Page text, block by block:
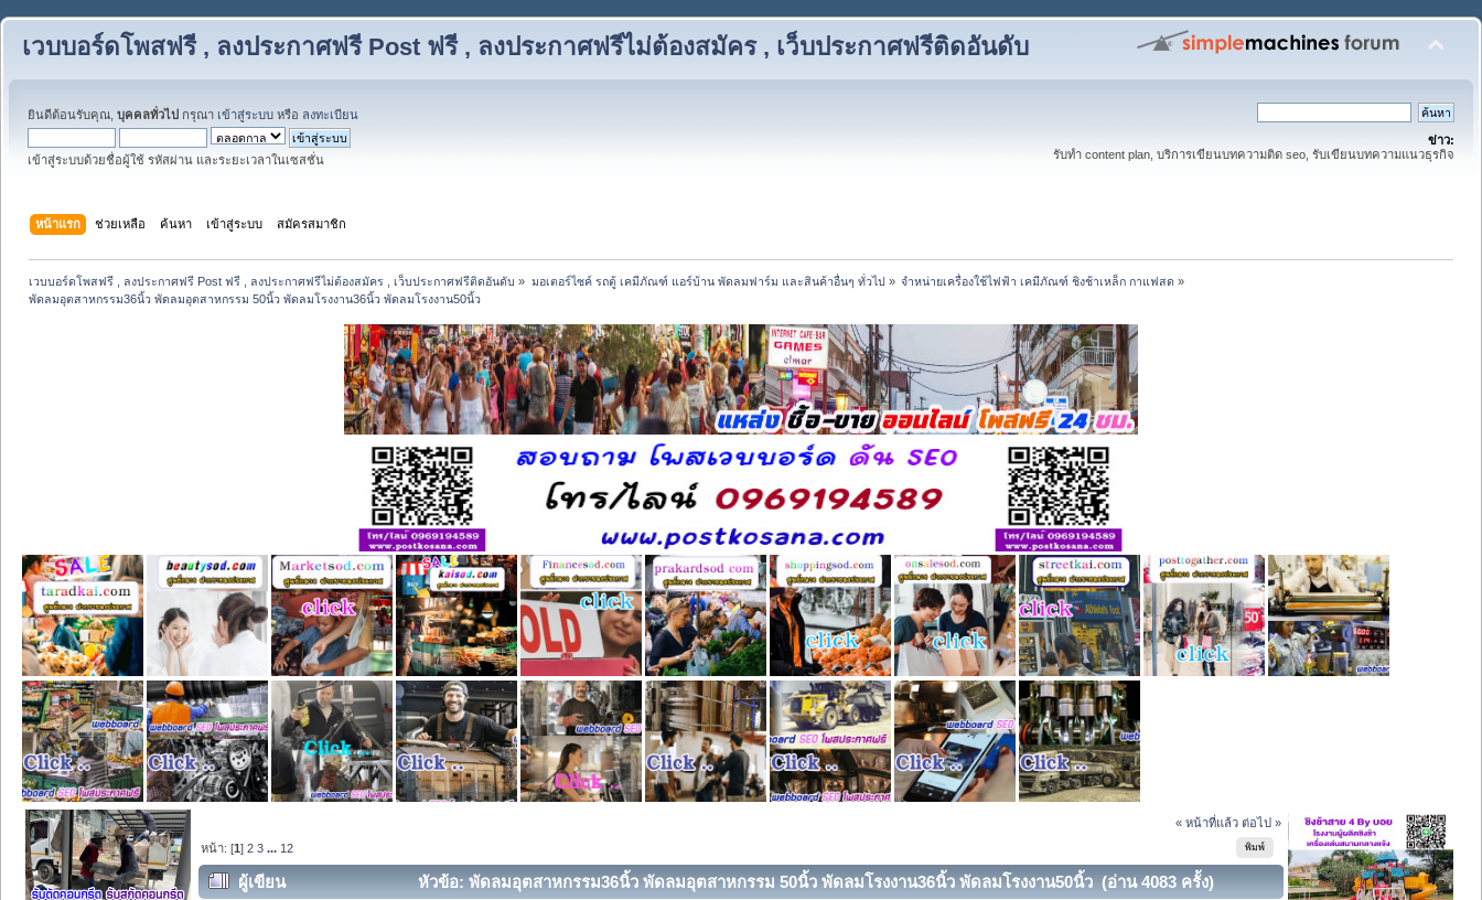
เวบบอร์ดโพสฟรี , ลงประกาศฟรี Post ฟรี , ลงประกาศฟรีไม่ต้องสมัคร , เว็บประกาศฟรีติดอันดับ
ยินดีต้อนรับคุณ, บุคคลทั่วไป กรุณา เข้าสู่ระบบ หรือ ลงทะเบียน
เข้าสู่ระบบด้วยชื่อผู้ใช้ รหัสผ่าน และระยะเวลาในเซสชั่น
ข่าว:
รับทำ content plan, บริการเขียนบทความติด seo, รับเขียนบทความแนวธุรกิจ
หน้าแรก ช่วยเหลือ ค้นหา เข้าสู่ระบบ สมัครสมาชิก
เวบบอร์ดโพสฟรี , ลงประกาศฟรี Post ฟรี , ลงประกาศฟรีไม่ต้องสมัคร , เว็บประกาศฟรีติดอันดับ » มอเตอร์ไซค์ รถตู้ เคมีภัณฑ์ แอร์บ้าน พัดลมฟาร์ม และสินค้าอื่นๆ ทั่วไป» จำหน่ายเครื่องใช้ไฟฟ้า เคมีภัณฑ์ ชิงช้าเหล็ก กาแฟสด »
พัดลมอุตสาหกรรม36นิ้ว พัดลมอุตสาหกรรม 50นิ้ว พัดลมโรงงาน36นิ้ว พัดลมโรงงาน50นิ้ว
« หน้าที่แล้ว ต่อไป »
พิมพ์
หน้า: [1]2 3 ... 12
ผู้เขียน หัวข้อ: พัดลมอุตสาหกรรม36นิ้ว พัดลมอุตสาหกรรม 50นิ้ว พัดลมโรงงาน36นิ้ว พัดลมโรงงาน50นิ้ว (อ่าน 4083 ครั้ง)